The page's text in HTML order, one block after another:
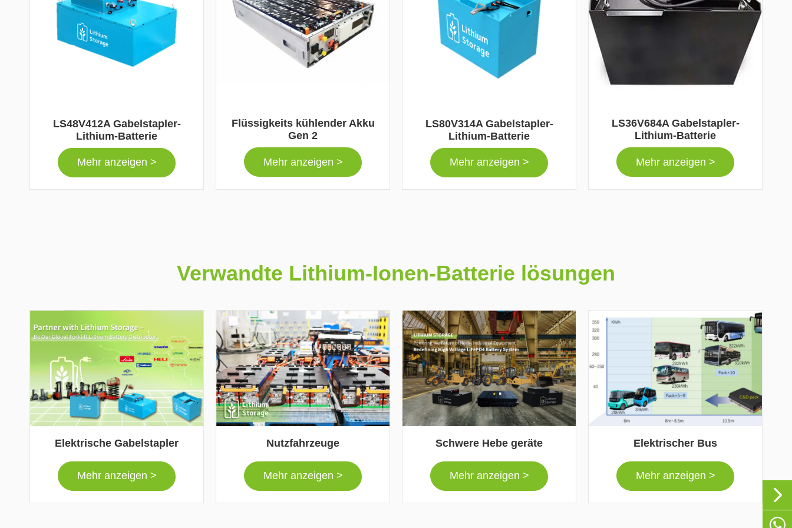
LS48V412A Gabelstapler-
Lithium-Batterie
Mehr anzeigen >
Flüssigkeits kühlender Akku
Gen 2
Mehr anzeigen >
LS80V314A Gabelstapler-
Lithium-Batterie
Mehr anzeigen >
LS36V684A Gabelstapler-
Lithium-Batterie
Mehr anzeigen >
Verwandte Lithium-Ionen-Batterie lösungen
Elektrische Gabelstapler
Mehr anzeigen >
Nutzfahrzeuge
Mehr anzeigen >
Schwere Hebe geräte
Mehr anzeigen >
Elektrischer Bus
Mehr anzeigen >

+86-